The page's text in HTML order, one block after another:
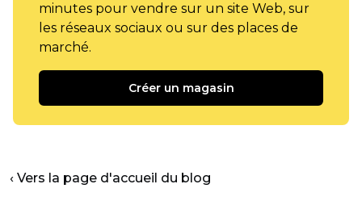
minutes pour vendre sur un site Web, sur
les réseaux sociaux ou sur des places de
marché.
Créer un magasin
‹ Vers la page d'accueil du blog